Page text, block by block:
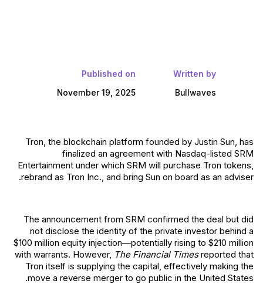
Written by
Bullwaves
Published on
November 19, 2025
Tron, the blockchain platform founded by Justin Sun, has
finalized an agreement with Nasdaq-listed SRM
Entertainment under which SRM will purchase Tron tokens,
rebrand as Tron Inc., and bring Sun on board as an adviser.
The announcement from SRM confirmed the deal but did
not disclose the identity of the private investor behind a
$100 million equity injection—potentially rising to $210 million
with warrants. However, The Financial Timesreported that
Tron itself is supplying the capital, effectively making the
move a reverse merger to go public in the United States.